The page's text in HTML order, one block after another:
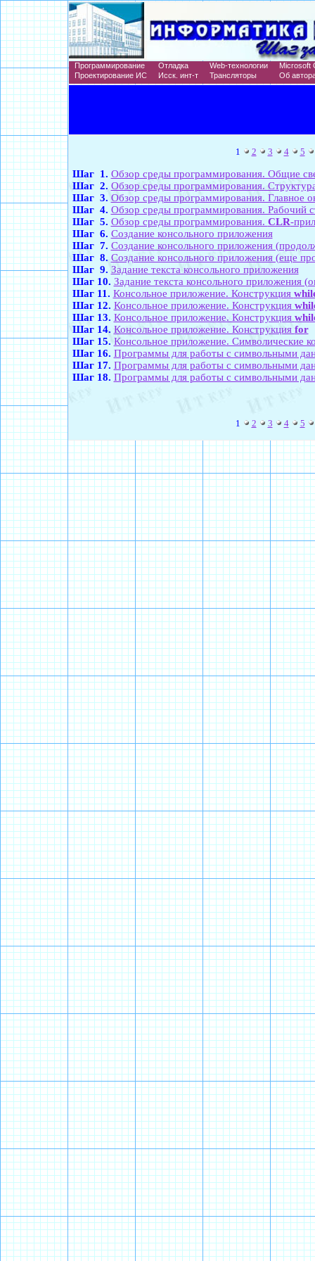
Программирование Отладка Web-технологии
Microsoft
Проектирование ИС
Исск. инт-т Трансляторы Об
1 2 3 4 5
Шаг 1. Обзор среды программирования. Общие
Шаг 2. Обзор среды программирования.
Шаг 3. Обзор среды программирования. Главное
Шаг 4. Обзор среды программирования. Рабочий
Шаг 5. Обзор среды программирования. CLR-
Шаг 6. Создание консольного приложения
Шаг 7. Создание консольного приложения
Шаг 8. Создание консольного приложения (еще
Шаг 9. Задание текста консольного приложения
Шаг 10. Задание текста консольного приложения
Шаг 11. Консольное приложение. Конструкция
Шаг 12. Консольное приложение. Конструкция
Шаг 13. Консольное приложение. Конструкция
Шаг 14. Консольное приложение. Конструкция for
Шаг 15. Консольное приложение. Символические
Шаг 16. Программы для работы с символьными
Шаг 17. Программы для работы с символьными
Шаг 18. Программы для работы с символьными
1 2 3 4 5